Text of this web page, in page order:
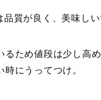
質が良く、美味しい
るため値段は少し高
にうってつけ。